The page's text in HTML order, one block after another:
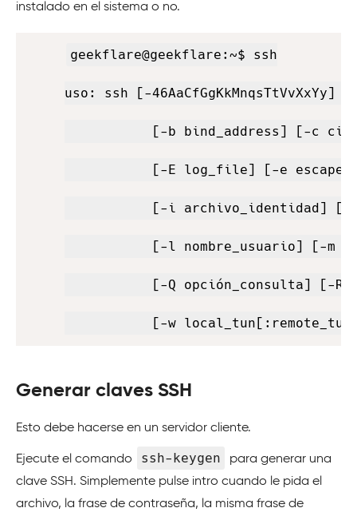
instalado en el sistema o no.
geekflare@geekflare:~$ ssh
uso: ssh [-
[-b bind_address] [-c
[-E log_file] [-e
[-i archivo_identidad]
[-l nombre_usuario] [-m
[-Q opción_consulta] [-R
[-w
Generar claves SSH
Esto debe hacerse en un servidor cliente.
Ejecute el comando ssh-keygen
para generar una
clave SSH. Simplemente pulse intro cuando le pida el
archivo, la frase de contraseña, la misma frase de